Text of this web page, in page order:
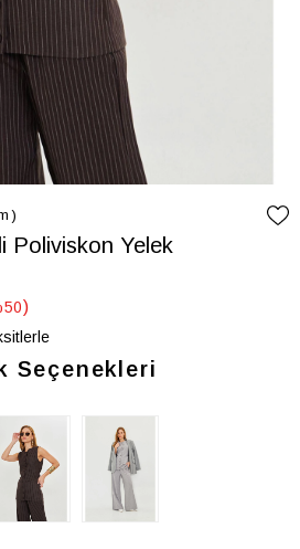
Poliviskon Yelek
50
Seçenekleri